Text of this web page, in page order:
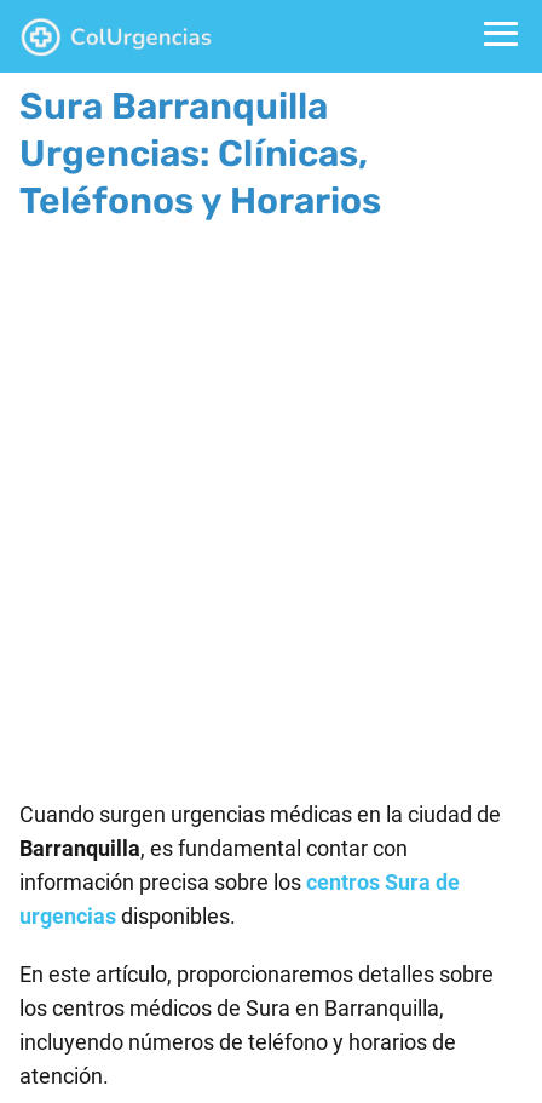
Sura Barranquilla
Urgencias: Clínicas,
Teléfonos y Horarios
Cuando surgen urgencias médicas en la ciudad de
Barranquilla, es fundamental contar con
información precisa sobre loscentros Sura de
urgenciasdisponibles.
En este artículo, proporcionaremos detalles sobre
los centros médicos de Sura en Barranquilla,
incluyendo números de teléfono y horarios de
atención.